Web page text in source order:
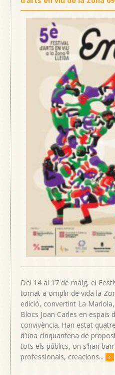
Del 14 al 17 de maig, el
tornat a omplir de vida la
edició, convertint La
Blocs Joan Carles en espais
convivència. Han estat
d’una cinquantena de
tots els públics, on s’han
professionals, creacions... +